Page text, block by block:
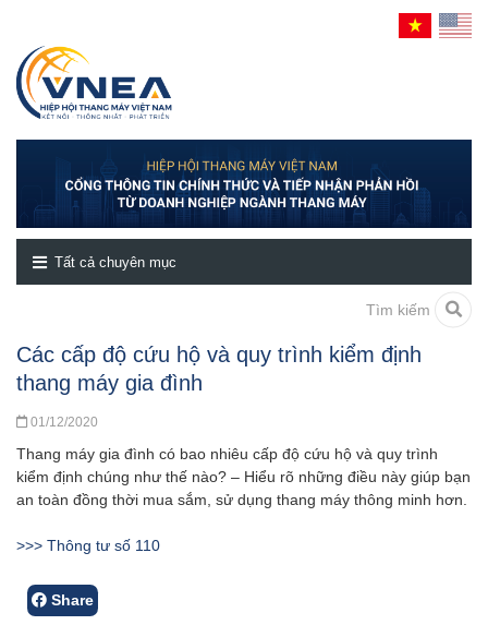
Tất cả chuyên mục
Tìm kiếm
Các cấp độ cứu hộ và quy trình kiểm định
thang máy gia đình
01/12/2020
Thang máy gia đình có bao nhiêu cấp độ cứu hộ và quy trình
kiểm định chúng như thế nào? – Hiểu rõ những điều này giúp bạn
an toàn đồng thời mua sắm, sử dụng thang máy thông minh hơn.
>>> Thông tư số 110
Share